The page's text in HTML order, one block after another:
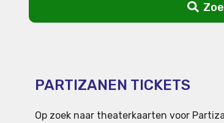
PARTIZANEN TICKETS
Op zoek naar theaterkaarten voor